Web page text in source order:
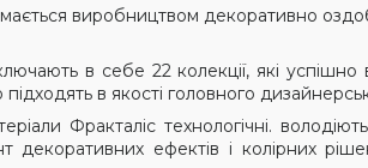
виробництвом декоративно
в себе 22 колекції, які успішно
в якості головного
Фракталіс технологічні.
декоративних ефектів і колірних